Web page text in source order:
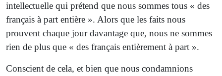
intellectuelle qui prétend que nous sommes tous « des
français à part entière ». Alors que les faits nous
prouvent chaque jour davantage que, nous ne sommes
rien de plus que « des français entièrement à part ».
Conscient de cela, et bien que nous condamnions